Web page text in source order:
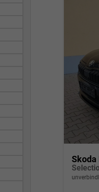
Skoda